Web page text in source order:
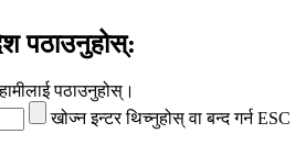
पठाउनुहोस्:
पठाउनुहोस्।
खोज्न इन्टर थिच्नुहोस् वा बन्द गर्न ESC